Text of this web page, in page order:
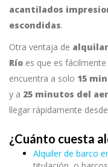
acantilados
escondidas.
Otra ventaja de
Río es que es fácilmente
encuentra a solo 15
y a 25 minutos del
llegar rápidamente
¿Cuánto cuesta
Alquiler de barco